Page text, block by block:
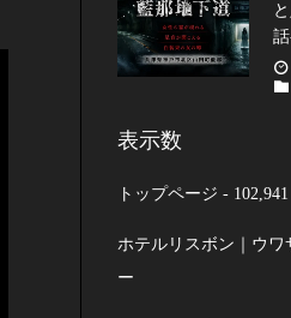
表示数
トップページ -
ホテルリスボン｜ウワ
ー